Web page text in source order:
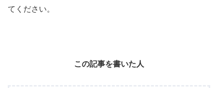
てください。
この記事を書いた人